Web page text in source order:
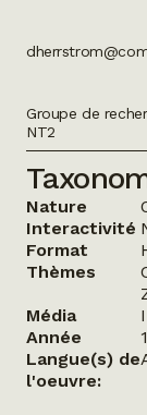
Groupe de
NT2
Nature
Interactivité
Format
Thèmes
Média
Année
Langue(s) de
l'oeuvre: